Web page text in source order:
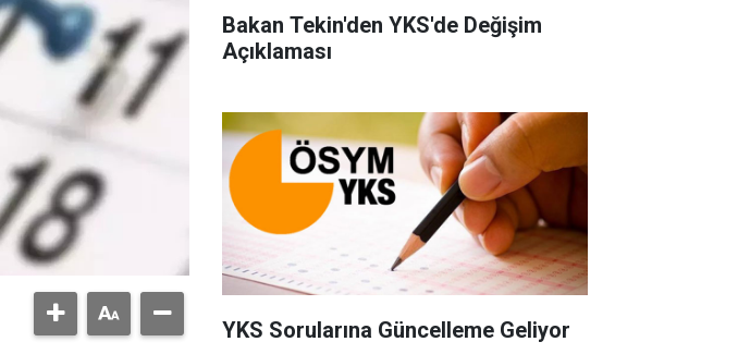
Bakan Tekin'den YKS'de Değişim
Açıklaması
YKS Sorularına Güncelleme Geliyor